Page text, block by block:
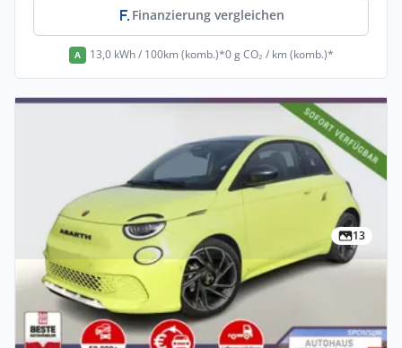
Finanzierung vergleichen
A 13,0 kWh / 100km (komb.)*0 g CO₂ / km (komb.)*
13
Privat
Abarth 500e 42 kWh Turismo LED Pano
Nav JBL SHZ Kam PDC